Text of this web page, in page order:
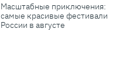
Масштабные приключения:
самые красивые фестивали
России в августе